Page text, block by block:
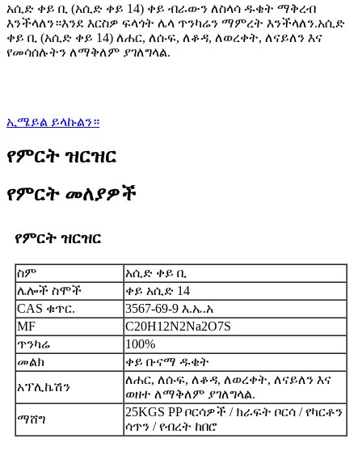
አሲድ ቀይ ቢ (አሲድ ቀይ 14) ቀይ ብራውን ለስላሳ ዱቄት ማቅረብ
እንችላለን።እንደ እርስዎ ፍላጎት ሌላ ጥንካሬን ማምረት እንችላለን.አሲድ
ቀይ ቢ (አሲድ ቀይ 14) ለሐር, ለሱፍ, ለቆዳ, ለወረቀት, ለናይለን እና
የመሳሰሉትን ለማቅለም ያገለግላል.
ኢሜይል ይላኩልን።
የምርት ዝርዝር
የምርት መለያዎች
የምርት ዝርዝር
ስም
አሲድ ቀይ ቢ
ሌሎች ስሞች
ቀይ አሲድ 14
CAS ቁጥር.
3567-69-9 እ.ኤ.አ
MF
C20H12N2Na2O7S
ጥንካሬ
100%
መልክ
ቀይ ቡናማ ዱቄት
አፕሊኬሽን
ለሐር, ለሱፍ, ለቆዳ, ለወረቀት, ለናይለን እና
ወዘተ ለማቅለም ያገለግላል.
ማሸግ
25KGS PP ቦርሳዎች / ክራፍት ቦርሳ / የካርቶን
ሳጥን / የብረት ከበሮ